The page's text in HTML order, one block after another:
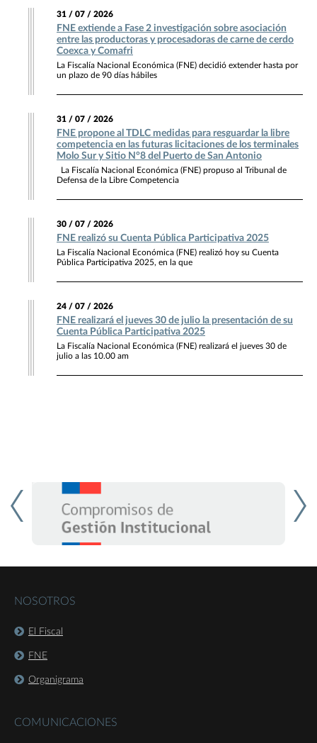
31 / 07 / 2026
FNE extiende a Fase 2 investigación sobre asociación
entre las productoras y procesadoras de carne de cerdo
Coexca y Comafri
La Fiscalía Nacional Económica (FNE) decidió extender hasta por
un plazo de 90 días hábiles
31 / 07 / 2026
FNE propone al TDLC medidas para resguardar la libre
competencia en las futuras licitaciones de los terminales
Molo Sur y Sitio N°8 del Puerto de San Antonio
La Fiscalía Nacional Económica (FNE) propuso al Tribunal de
Defensa de la Libre Competencia
30 / 07 / 2026
FNE realizó su Cuenta Pública Participativa 2025
La Fiscalía Nacional Económica (FNE) realizó hoy su Cuenta
Pública Participativa 2025, en la que
24 / 07 / 2026
FNE realizará el jueves 30 de julio la presentación de su
Cuenta Pública Participativa 2025
La Fiscalía Nacional Económica (FNE) realizará el jueves 30 de
julio a las 10.00 am
NOSOTROS
El Fiscal
FNE
Organigrama
COMUNICACIONES